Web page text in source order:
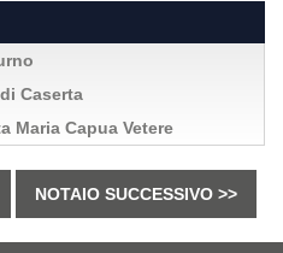
Caserta
Maria Capua Vetere
NOTAIO SUCCESSIVO >>